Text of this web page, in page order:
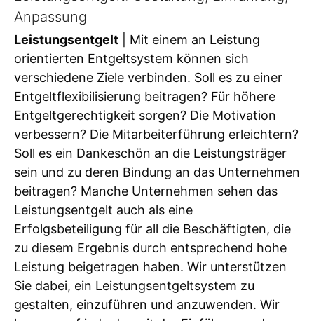
Anpassung
Leistungsentgelt | Mit einem an Leistung
orientierten Entgeltsystem können sich
verschiedene Ziele verbinden. Soll es zu einer
Entgeltflexibilisierung beitragen? Für höhere
Entgeltgerechtigkeit sorgen? Die Motivation
verbessern? Die Mitarbeiterführung erleichtern?
Soll es ein Dankeschön an die Leistungsträger
sein und zu deren Bindung an das Unternehmen
beitragen? Manche Unternehmen sehen das
Leistungsentgelt auch als eine
Erfolgsbeteiligung für all die Beschäftigten, die
zu diesem Ergebnis durch entsprechend hohe
Leistung beigetragen haben. Wir unterstützen
Sie dabei, ein Leistungsentgeltsystem zu
gestalten, einzuführen und anzuwenden. Wir